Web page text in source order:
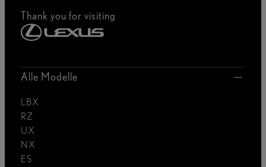
Thank you for visiting
Alle Modelle
LBX
RZ
UX
NX
ES